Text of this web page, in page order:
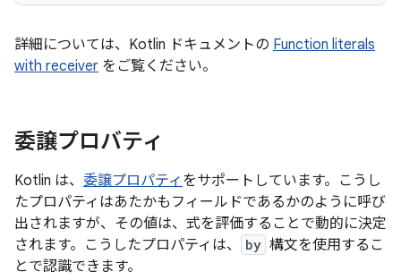
詳細については、Kotlin ドキュメントの Function literals
with receiver をご覧ください。
委譲プロバティ
Kotlin は、 委譲プロパティ をサポートしています。こうし
たプロパティはあたかもフィールドであるかのように呼び
出されますが、その値は、式を評価することで動的に決定
されます。こうしたプロパティは、
by 構文を使用するこ
とで認識できます。